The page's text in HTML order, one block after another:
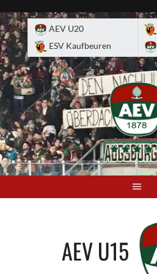
to
content
AEV U20
ESV Kaufbeuren
AEV U15